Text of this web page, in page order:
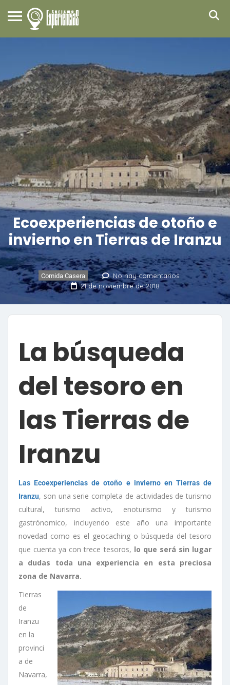
Ecoexperiencias de otoño e
invierno en Tierras de Iranzu
Comida Casera
No hay comentarios
21 de noviembre de 2018
La búsqueda
del tesoro en
las Tierras de
Iranzu
Las Ecoexperiencias de otoño e invierno en Tierras de
Iranzu, son una serie completa de actividades de turismo
cultural, turismo activo, enoturismo y turismo
gastrónomico, incluyendo este año una importante
novedad como es el geocaching o búsqueda del tesoro
que cuenta ya con trece tesoros, lo que será sin lugar
a dudas toda una experiencia en esta preciosa
zona de Navarra.
Tierras
de
Iranzu
en la
provinci
a de
Navarra,